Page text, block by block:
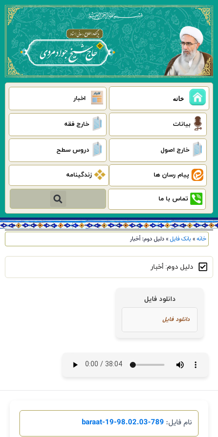
پرش
محتوا
خانه اخبار
بیانات خارج فقه
خارج اصول دروس سطح
پیام رسان ها زندگینامه
تماس با ما جستجو
خانه» بانک فایل» دلیل دوم: أخبار
دلیل دوم: أخبار
دانلود فایل
نام فایل: 789-98.02.03-baraat-19